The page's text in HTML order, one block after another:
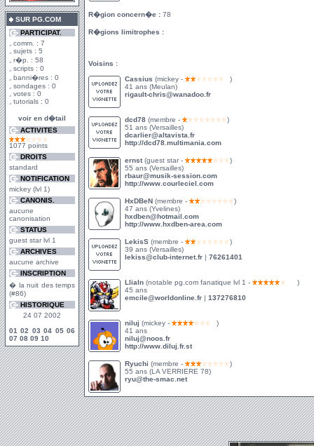
SUR PG.COM
PARTICIPAT.
comm. : 7
sujets : 5
r�p. : 58
scripts : 0
banni�res : 0
sondages : 0
votes : 0
tutorials : 0
voir en d�tail
ACTIVITES
1077 points
DROITS
standard
NOTIFICATION
mickey (lvl 1)
CANONIS.
aucune
canonisation
STATUS
guest star lvl 1
ARCHIVES
aucune archive
INSCRIPTION
� la nuit des temps
(#86)
HISTORIQUE
24 07 2002
01 02 03 04 05 06
07 08 09 10
R�gion concern�e : 78
R�gions limitrophes :
Voisins :
Cassius (mickey -
)
41 ans (Meulan)
rigault-chris@wanadoo.fr
dcd78 (membre -
)
51 ans (Versailles)
dcarlier@altavista.fr
http://dcd78.multimania.com
ernst(guest star -
)
55 ans (Versailles)
rbaur@musik-session.com
http://www.courleciel.com
HxDBeN (membre -
)
47 ans (Yvelines)
hxdben@hotmail.com
http://www.hxdben-area.com
LekisS (membre -
)
39 ans (Versailles)
lekiss@club-internet.fr | 76261401
Llialn (notable pg.com fanatique lvl 1 -
)
45 ans
emcile@worldonline.fr | 137276810
niluj (mickey -
)
41 ans
niluj@noos.fr
http://www.diluj.fr.st
Ryuchi (membre -
)
55 ans (LA VERRIERE 78)
ryu@the-smac.net